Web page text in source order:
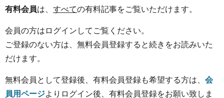
有料会員は、 すべての有料記事をご覧いただけます。
会員の方はログインしてご覧ください。
ご登録のない方は、無料会員登録すると続きをお読みいた
だけます。
無料会員として登録後、有料会員登録も希望する方は、 会
員用ページよりログイン後、有料会員登録をお願い致しま